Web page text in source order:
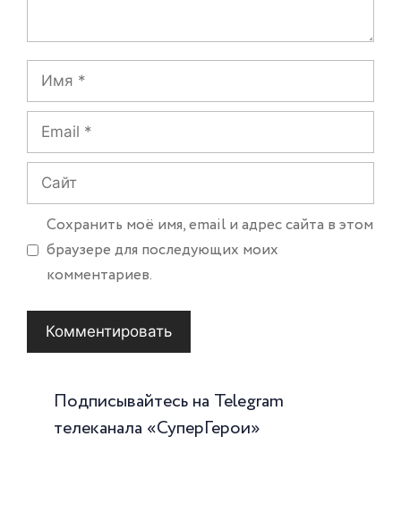
Имя
Email
Сайт
Сохранить моё имя, email и адрес сайта в этом
браузере для последующих моих
комментариев.
Подписывайтесь на Telegram
телеканала «СуперГерои»